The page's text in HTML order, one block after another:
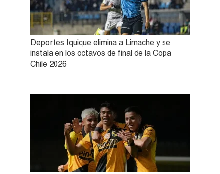
Deportes Iquique elimina a Limache y se
instala en los octavos de final de la Copa
Chile 2026